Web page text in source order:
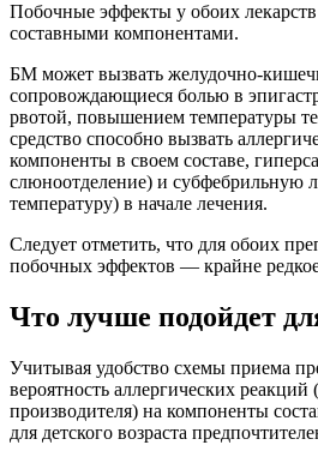
Побочные эффекты у обоих лекарств
составными компонентами.
БМ может вызвать желудочно-
сопровождающиеся болью в
рвотой, повышением температуры
средство способно вызвать
компоненты в своем составе,
слюноотделение) и субфебрильную
температуру) в начале лечения.
Следует отметить, что для обоих
побочных эффектов — крайне
Что лучше подойдет
Учитывая удобство схемы приема
вероятность аллергических
производителя) на компоненты
для детского возраста